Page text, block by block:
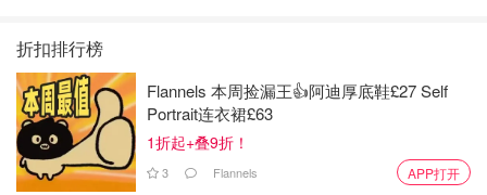
折扣排行榜
Flannels 本周捡漏王👍阿迪厚底鞋£27 Self
Portrait连衣裙£63
1折起+叠9折！
3 Flannels APP打开